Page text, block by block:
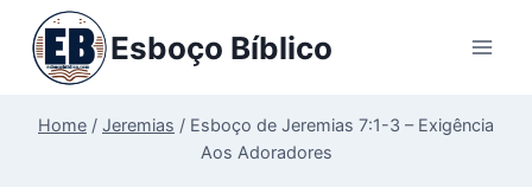
Pular
para
Esboço Bíblico
Home / Jeremias / Esboço de Jeremias 7:1-3 – Exigência
Aos Adoradores